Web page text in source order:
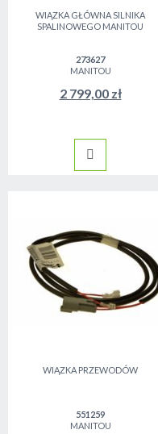
WIĄZKA GŁÓWNA SILNIKA
SPALINOWEGO MANITOU
273627
MANITOU
2 799,00 zł
WIĄZKA PRZEWODÓW
551259
MANITOU